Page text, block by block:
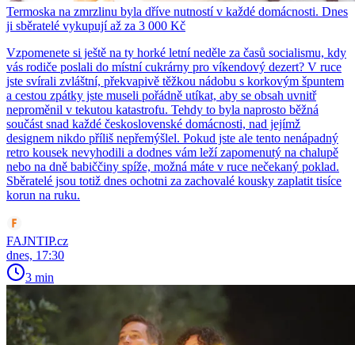
Termoska na zmrzlinu byla dříve nutností v každé domácnosti. Dnes
ji sběratelé vykupují až za 3 000 Kč
Vzpomenete si ještě na ty horké letní neděle za časů socialismu, kdy
vás rodiče poslali do místní cukrárny pro víkendový dezert? V ruce
jste svírali zvláštní, překvapivě těžkou nádobu s korkovým špuntem
a cestou zpátky jste museli pořádně utíkat, aby se obsah uvnitř
neproměnil v tekutou katastrofu. Tehdy to byla naprosto běžná
součást snad každé československé domácnosti, nad jejímž
designem nikdo příliš nepřemýšlel. Pokud jste ale tento nenápadný
retro kousek nevyhodili a dodnes vám leží zapomenutý na chalupě
nebo na dně babiččiny spíže, možná máte v ruce nečekaný poklad.
Sběratelé jsou totiž dnes ochotni za zachovalé kousky zaplatit tisíce
korun na ruku.
FAJNTIP.cz
dnes, 17:30
3 min